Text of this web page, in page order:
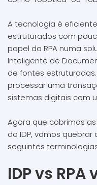
A tecnologia é
estruturados com
papel da RPA numa
Inteligente de
de fontes
processar uma
sistemas digitais com
Agora que cobrimos
do IDP, vamos
seguintes terminologias:
IDP vs RPA